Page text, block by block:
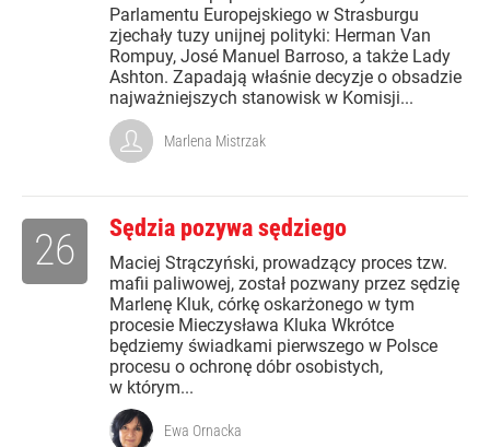
Parlamentu Europejskiego w Strasburgu
zjechały tuzy unijnej polityki: Herman Van
Rompuy, José Manuel Barroso, a także Lady
Ashton. Zapadają właśnie decyzje o obsadzie
najważniejszych stanowisk w Komisji...
Marlena Mistrzak
Sędzia pozywa sędziego
Maciej Strączyński, prowadzący proces tzw.
mafii paliwowej, został pozwany przez sędzię
Marlenę Kluk, córkę oskarżonego w tym
procesie Mieczysława Kluka Wkrótce
będziemy świadkami pierwszego w Polsce
procesu o ochronę dóbr osobistych,
w którym...
26
Ewa Ornacka